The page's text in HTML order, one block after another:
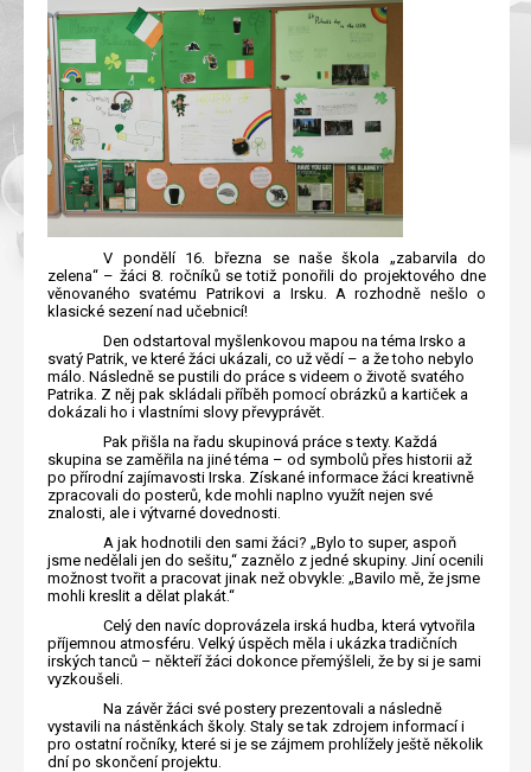
V pondělí 16. března se naše škola „zabarvila do
zelena“ – žáci 8. ročníků se totiž ponořili do projektového dne
věnovaného svatému Patrikovi a Irsku. A rozhodně nešlo o
klasické sezení nad učebnicí!
Den odstartoval myšlenkovou mapou na téma Irsko a
svatý Patrik, ve které žáci ukázali, co už vědí – a že toho nebylo
málo. Následně se pustili do práce s videem o životě svatého
Patrika. Z něj pak skládali příběh pomocí obrázků a kartiček a
dokázali ho i vlastními slovy převyprávět.
Pak přišla na řadu skupinová práce s texty. Každá
skupina se zaměřila na jiné téma – od symbolů přes historii až
po přírodní zajímavosti Irska. Získané informace žáci kreativně
zpracovali do posterů, kde mohli naplno využít nejen své
znalosti, ale i výtvarné dovednosti.
A jak hodnotili den sami žáci? „Bylo to super, aspoň
jsme nedělali jen do sešitu,“ zaznělo z jedné skupiny. Jiní ocenili
možnost tvořit a pracovat jinak než obvykle: „Bavilo mě, že jsme
mohli kreslit a dělat plakát.“
Celý den navíc doprovázela irská hudba, která vytvořila
příjemnou atmosféru. Velký úspěch měla i ukázka tradičních
irských tanců – někteří žáci dokonce přemýšleli, že by si je sami
vyzkoušeli.
Na závěr žáci své postery prezentovali a následně
vystavili na nástěnkách školy. Staly se tak zdrojem informací i
pro ostatní ročníky, které si je se zájmem prohlížely ještě několik
dní po skončení projektu.